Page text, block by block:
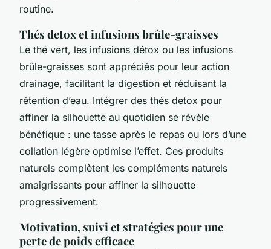
routine.
Thés detox et infusions brûle-graisses
Le thé vert, les infusions détox ou les infusions
brûle-graisses sont appréciés pour leur action
drainage, facilitant la digestion et réduisant la
rétention d’eau. Intégrer des thés detox pour
affiner la silhouette au quotidien se révèle
bénéfique : une tasse après le repas ou lors d’une
collation légère optimise l’effet. Ces produits
naturels complètent les compléments naturels
amaigrissants pour affiner la silhouette
progressivement.
Motivation, suivi et stratégies pour une
perte de poids efficace